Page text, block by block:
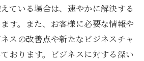
ている場合は、速やかに解決する
す。また、お客様に必要な情報や
スの改善点や新たなビジネスチャ
おります。ビジネスに対する深い